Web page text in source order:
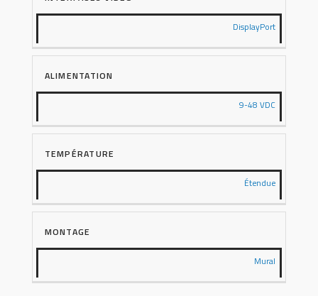
DisplayPort
ALIMENTATION
9-48 VDC
TEMPÉRATURE
Étendue
MONTAGE
Mural